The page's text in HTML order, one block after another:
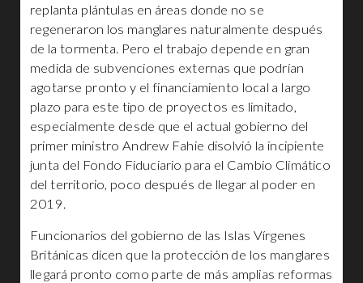
replanta plántulas en áreas donde no se
regeneraron los manglares naturalmente después
de la tormenta. Pero el trabajo depende en gran
medida de subvenciones externas que podrían
agotarse pronto y el financiamiento local a largo
plazo para este tipo de proyectos es limitado,
especialmente desde que el actual gobierno del
primer ministro Andrew Fahie disolvió la incipiente
junta del Fondo Fiduciario para el Cambio Climático
del territorio, poco después de llegar al poder en
2019.
Funcionarios del gobierno de las Islas Vírgenes
Británicas dicen que la protección de los manglares
llegará pronto como parte de más amplias reformas